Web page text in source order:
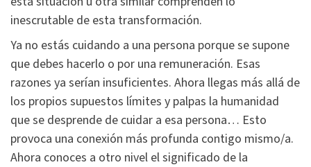
inescrutable de esta transformación.
Ya no estás cuidando a una persona porque se supone
que debes hacerlo o por una remuneración. Esas
razones ya serían insuficientes. Ahora llegas más allá de
los propios supuestos límites y palpas la humanidad
que se desprende de cuidar a esa persona… Esto
provoca una conexión más profunda contigo mismo/a.
Ahora conoces a otro nivel el significado de la